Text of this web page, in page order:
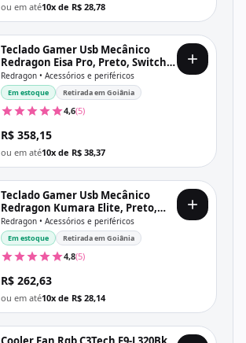
ou em até10x de R$ 28,78
Teclado Gamer Usb Mecânico
Redragon Eisa Pro, Preto, Switch
Mambo, Rgb, Wi-fi, Bt, Usb-C,
Abnt2, K686-Rgb-Pro
Redragon • Acessórios e periféricos
Em estoque Retirada em Goiânia
4,6(5)
R$ 358,15
ou em até10x de R$ 38,37
Teclado Gamer Usb Mecânico
Redragon Kumara Elite, Preto,
Switch Brown, Rgb, Wi-fi, Bt, Usb-
C, Abnt2, K552-Krs
Redragon • Acessórios e periféricos
Em estoque Retirada em Goiânia
4,8(5)
R$ 262,63
ou em até10x de R$ 28,14